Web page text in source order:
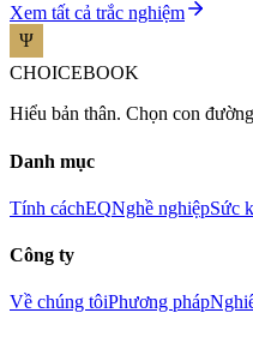
Xem tất cả trắc nghiệm
CHOICEBOOK
Hiểu bản thân. Chọn con
Danh mục
Tính cáchEQNghề nghiệpSức
Công ty
Về chúng tôiPhương pháp